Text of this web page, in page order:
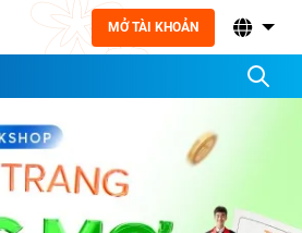
MỞ TÀI KHOẢN